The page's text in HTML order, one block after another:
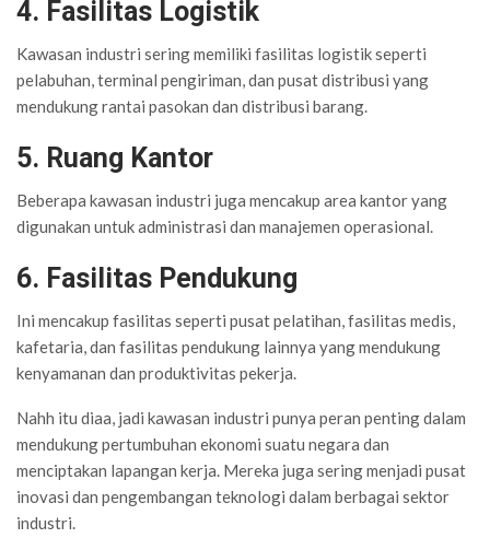
4. Fasilitas Logistik
Kawasan industri sering memiliki fasilitas logistik seperti
pelabuhan, terminal pengiriman, dan pusat distribusi yang
mendukung rantai pasokan dan distribusi barang.
5. Ruang Kantor
Beberapa kawasan industri juga mencakup area kantor yang
digunakan untuk administrasi dan manajemen operasional.
6. Fasilitas Pendukung
Ini mencakup fasilitas seperti pusat pelatihan, fasilitas medis,
kafetaria, dan fasilitas pendukung lainnya yang mendukung
kenyamanan dan produktivitas pekerja.
Nahh itu diaa, jadi kawasan industri punya peran penting dalam
mendukung pertumbuhan ekonomi suatu negara dan
menciptakan lapangan kerja. Mereka juga sering menjadi pusat
inovasi dan pengembangan teknologi dalam berbagai sektor
industri.